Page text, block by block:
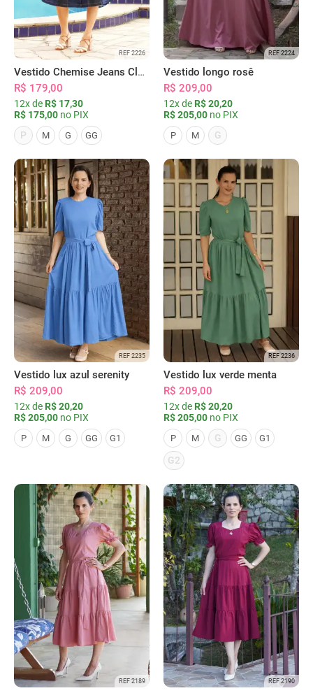
REF 2226
Vestido Chemise Jeans Clássica Serena
R$ 179,00
12x de R$ 17,30
R$ 175,00 no PIX
P
M G GG
REF 2224
Vestido longo rosê
R$ 209,00
12x de R$ 20,20
R$ 205,00 no PIX
P M G
REF 2235
Vestido lux azul serenity
R$ 209,00
12x de R$ 20,20
R$ 205,00 no PIX
P M G GG G1
REF 2236
Vestido lux verde menta
R$ 209,00
12x de R$ 20,20
R$ 205,00 no PIX
P M G GG G1
G2
REF 2189 REF 2190